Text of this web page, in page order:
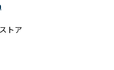
トア